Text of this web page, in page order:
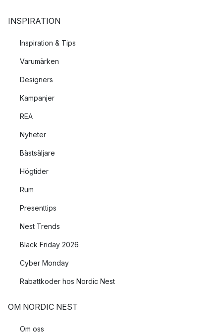
INSPIRATION
Inspiration & Tips
Varumärken
Designers
Kampanjer
REA
Nyheter
Bästsäljare
Högtider
Rum
Presenttips
Nest Trends
Black Friday 2026
Cyber Monday
Rabattkoder hos Nordic Nest
OM NORDIC NEST
Om oss